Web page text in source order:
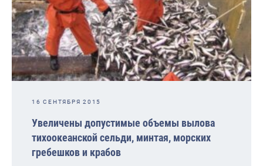
16 СЕНТЯБРЯ 2015
Увеличены допустимые объемы вылова
тихоокеанской сельди, минтая, морских
гребешков и крабов